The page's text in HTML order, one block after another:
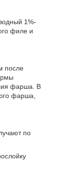
1%-
филе и
после
фарша. В
фарша,
по